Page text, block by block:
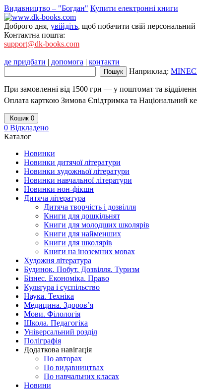
Видавництво – "Богдан" Купити електронні книги
Доброго дня, увійдіть, щоб побачити свій персональний
Контактна пошта:
support@dk-books.com
де придбати | допомога | контакти
Наприклад:
При замовленні від 1500 грн — у поштомат та
Оплата карткою Зимова Єпідтримка та Національний
Кошик 0
0 Відкладено
Каталог
Новинки
Новинки дитячої літератури
Новинки художньої літератури
Новинки навчальної літератури
Новинки нон-фікшн
Дитяча література
Дитяча творчість і дозвілля
Книги для дошкільнят
Книги для молодших школярів
Книги для найменших
Книги для школярів
Книги на іноземних мовах
Художня література
Будинок. Побут. Дозвілля. Туризм
Бізнес. Економіка. Право
Культура і суспільство
Наука. Техніка
Медицина. Здоров’я
Мови. Філологія
Школа. Педагогіка
Універсальний розділ
Поліграфія
Додаткова навігація
По авторах
По видавництвах
По навчальних класах
Новини